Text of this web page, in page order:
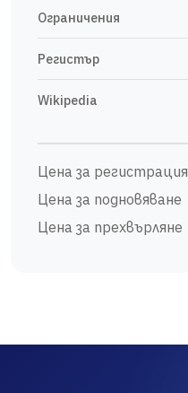
Ограничения
Регистър
Wikipedia
Цена за регистрация
Цена за подновяване
Цена за прехвърляне